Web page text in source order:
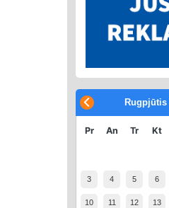
Rugpjūtis
Pr An Tr Kt
3 4 5 6
10 11 12 13